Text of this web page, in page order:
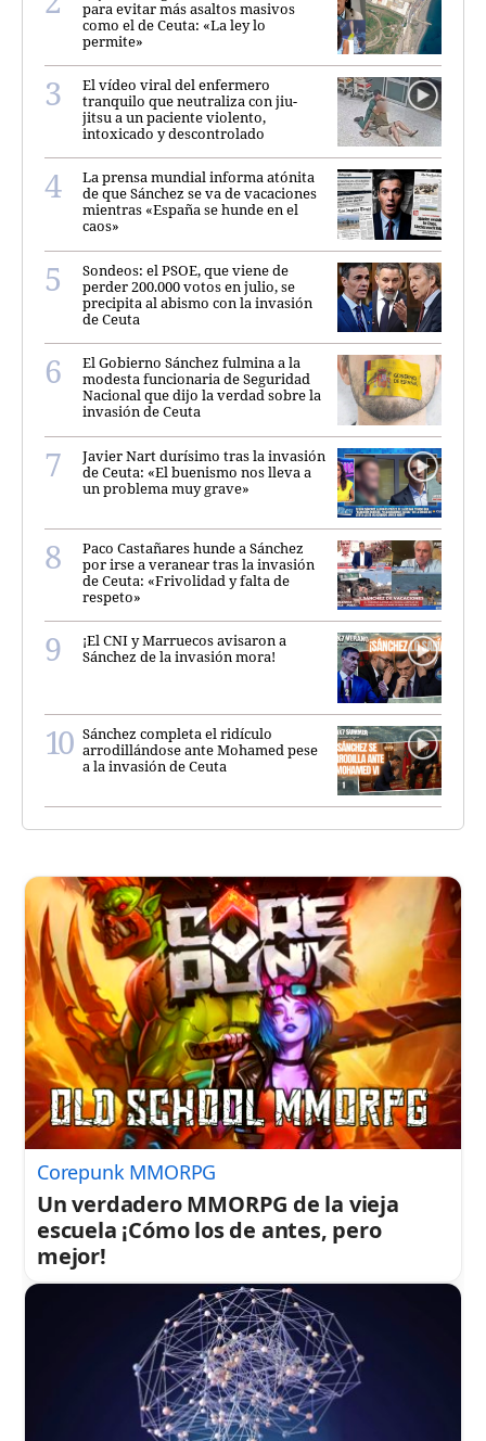
para evitar más asaltos masivos
como el de Ceuta: «La ley lo
permite»
El vídeo viral del enfermero
tranquilo que neutraliza con jiu-
jitsu a un paciente violento,
intoxicado y descontrolado
La prensa mundial informa atónita
de que Sánchez se va de vacaciones
mientras «España se hunde en el
caos»
Sondeos: el PSOE, que viene de
perder 200.000 votos en julio, se
precipita al abismo con la invasión
de Ceuta
El Gobierno Sánchez fulmina a la
modesta funcionaria de Seguridad
Nacional que dijo la verdad sobre la
invasión de Ceuta
Javier Nart durísimo tras la invasión
de Ceuta: «El buenismo nos lleva a
un problema muy grave»
Paco Castañares hunde a Sánchez
por irse a veranear tras la invasión
de Ceuta: «Frivolidad y falta de
respeto»
¡El CNI y Marruecos avisaron a
Sánchez de la invasión mora!
Sánchez completa el ridículo
arrodillándose ante Mohamed pese
a la invasión de Ceuta
Corepunk MMORPG
Un verdadero MMORPG de la vieja
escuela ¡Cómo los de antes, pero
mejor!